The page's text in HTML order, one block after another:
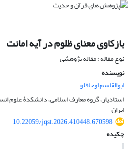
بازکاوی معنای ظلوم در آیه امانت
نوع مقاله : مقاله پژوهشی
نویسنده
ابوالقاسم اوجاقلو
استادیار، گروه معارف اسلامی، دانشکدۀ علوم
ایران
10.22059/jqst.2026.410448.670598
چکیده